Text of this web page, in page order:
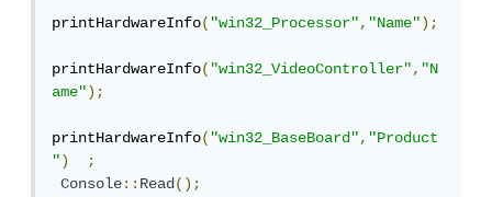
printHardwareInfo("win32_Processor","Name");
printHardwareInfo("win32_VideoController","N
ame");
printHardwareInfo("win32_BaseBoard","Product
")
;
Console::Read();